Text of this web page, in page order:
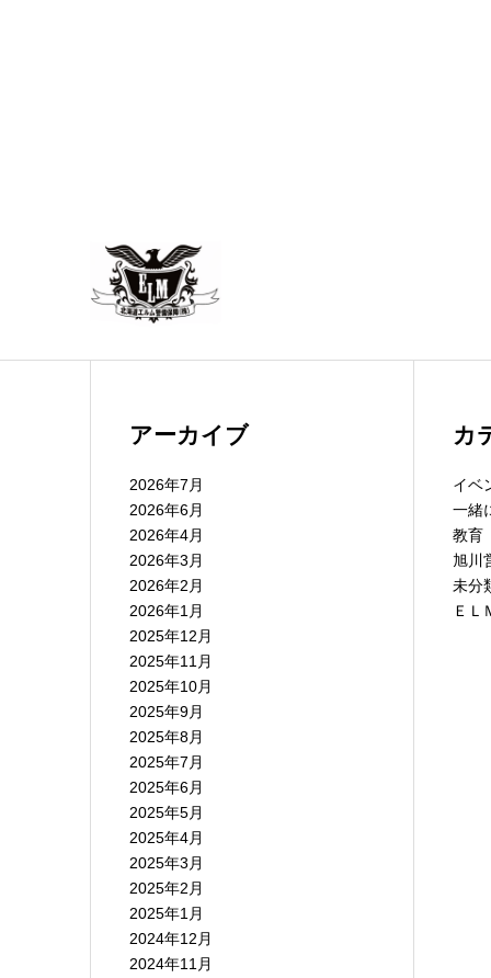
アーカイブ
2026年7月
2026年6月
2026年4月
2026年3月
2026年2月
2026年1月
2025年12月
2025年11月
2025年10月
2025年9月
2025年8月
2025年7月
2025年6月
2025年5月
2025年4月
2025年3月
2025年2月
2025年1月
2024年12月
2024年11月
カ
イベ
一緒
教育
旭川
未分
ＥＬ